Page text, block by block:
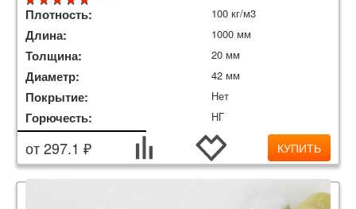
Плотность: 100 кг/м3
Длина: 1000 мм
Толщина: 20 мм
Диаметр: 42 мм
Покрытие: Нет
Горючесть: НГ
от 297.1 ₽ КУПИТЬ